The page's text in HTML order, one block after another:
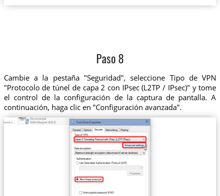
Paso 8
Cambie a la pestaña "Seguridad", seleccione Tipo de VPN
"Protocolo de túnel de capa 2 con IPsec (L2TP / IPsec)" y tome
el control de la configuración de la captura de pantalla. A
continuación, haga clic en "Configuración avanzada".